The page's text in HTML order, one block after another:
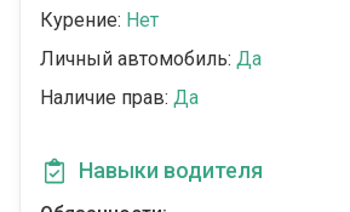
Курение: Нет
Личный автомобиль: Да
Наличие прав: Да
Навыки водителя